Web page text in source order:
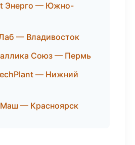
Энерго — Южно-
— Владивосток
Союз — Пермь
— Нижний
— Красноярск